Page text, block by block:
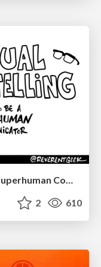
Visual Storytelling: How to be a Superhuman Communicator
2 610